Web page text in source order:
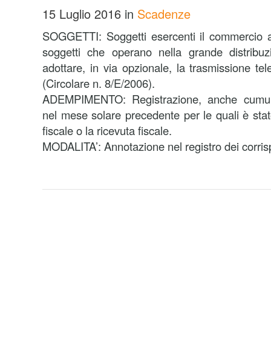
15 Luglio 2016 in Scadenze
SOGGETTI: Soggetti esercenti il
soggetti che operano nella grande
adottare, in via opzionale, la trasmissione
(Circolare n. 8/E/2006).
ADEMPIMENTO: Registrazione, anche
nel mese solare precedente per le quali è
fiscale o la ricevuta fiscale.
MODALITA’: Annotazione nel registro dei